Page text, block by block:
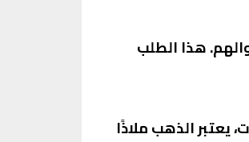
هذا الطلب
يعتبر الذهب ملاذًا